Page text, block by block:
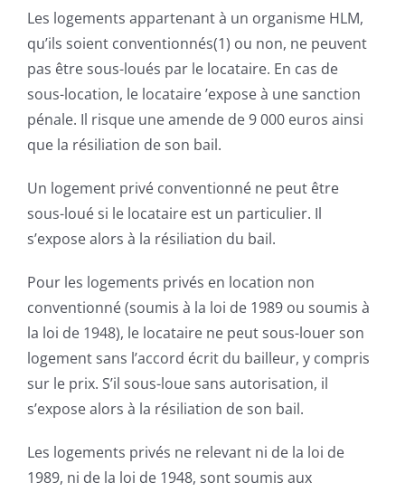
Les logements appartenant à un organisme HLM,
qu’ils soient conventionnés(1) ou non, ne peuvent
pas être sous-loués par le locataire. En cas de
sous-location, le locataire ’expose à une sanction
pénale. Il risque une amende de 9 000 euros ainsi
que la résiliation de son bail.
Un logement privé conventionné ne peut être
sous-loué si le locataire est un particulier. Il
s’expose alors à la résiliation du bail.
Pour les logements privés en location non
conventionné (soumis à la loi de 1989 ou soumis à
la loi de 1948), le locataire ne peut sous-louer son
logement sans l’accord écrit du bailleur, y compris
sur le prix. S’il sous-loue sans autorisation, il
s’expose alors à la résiliation de son bail.
Les logements privés ne relevant ni de la loi de
1989, ni de la loi de 1948, sont soumis aux